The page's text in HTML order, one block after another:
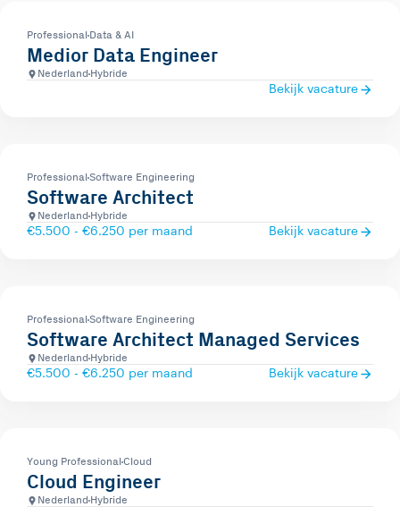
Professional Data & AI
Medior Data Engineer
Nederland Hybride
Bekijk vacature
Professional Software Engineering
Software Architect
Nederland Hybride
€5.500 - €6.250 per maand Bekijk vacature
Professional Software Engineering
Software Architect Managed Services
Nederland Hybride
€5.500 - €6.250 per maand Bekijk vacature
Young Professional Cloud
Cloud Engineer
Nederland Hybride